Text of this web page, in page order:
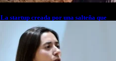
La startup creada por una salteña que
busca resolver el estrés financiero en
Latinoamérica